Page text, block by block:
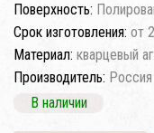
Поверхность:
Срок изготовления: от
Материал: кварцевый
Производитель: Россия
В наличии